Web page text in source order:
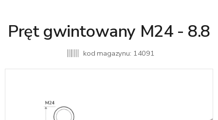
Pręt gwintowany M24 - 8.8
kod magazynu: 14091